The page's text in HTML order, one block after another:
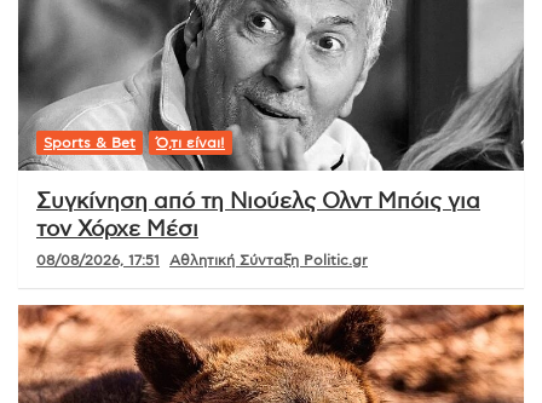
Sports & Bet Ό,τι είναι!
Συγκίνηση από τη Νιούελς Ολντ Μπόις για
τον Χόρχε Μέσι
08/08/2026, 17:51 Αθλητική Σύνταξη Politic.gr